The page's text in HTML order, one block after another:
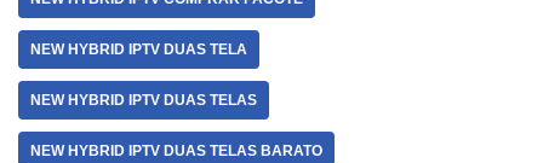
NEW HYBRID IPTV DUAS TELA
NEW HYBRID IPTV DUAS TELAS
NEW HYBRID IPTV DUAS TELAS BARATO